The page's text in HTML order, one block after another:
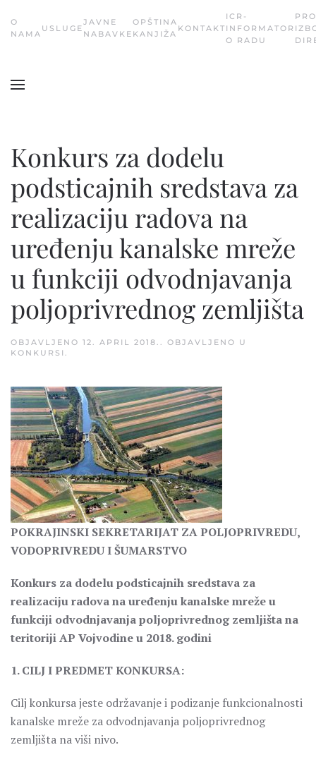
Skip
О
NAMA
USLUGE
JAVNE
NABAVKE
OPŠTINA
KANJIŽA
KONTAKT
ICR-
INFORMATOR
O RADU
Konkurs za dodelu
podsticajnih sredstava za
realizaciju radova na
uređenju kanalske mreže
u funkciji odvodnjavanja
poljoprivrednog zemljišta
OBJAVLJENO 12. APRIL 2018. . OBJAVLJENO U
KONKURSI .
POKRAJINSKI SEKRETARIJAT ZA POLJOPRIVREDU,
VODOPRIVREDU I ŠUMARSTVO
Konkurs za dodelu podsticajnih sredstava za
realizaciju radova na uređenju kanalske mreže u
funkciji odvodnjavanja poljoprivrednog zemljišta na
teritoriji AP Vojvodine u 2018. godini
1. CILJ I PREDMET KONKURSA:
Cilj konkursa jeste održavanje i podizanje funkcionalnosti
kanalske mreže za odvodnjavanja poljoprivrednog
zemljišta na viši nivo.